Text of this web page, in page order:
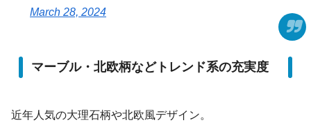
March 28, 2024
マーブル・北欧柄などトレンド系の充実度
近年人気の大理石柄や北欧風デザイン。